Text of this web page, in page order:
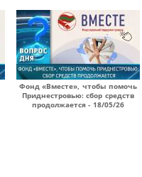
Фонд «Вместе», чтобы помочь
Приднестровью: сбор средств
продолжается - 18/05/26